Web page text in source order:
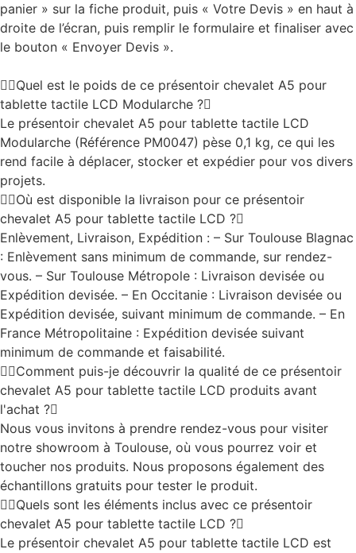
panier » sur la fiche produit, puis « Votre Devis » en haut à
droite de l’écran, puis remplir le formulaire et finaliser avec
le bouton « Envoyer Devis ».
Quel est le poids de ce présentoir chevalet A5 pour
tablette tactile LCD Modularche ?
Le présentoir chevalet A5 pour tablette tactile LCD
Modularche (Référence PM0047) pèse 0,1 kg, ce qui les
rend facile à déplacer, stocker et expédier pour vos divers
projets.
Où est disponible la livraison pour ce présentoir
chevalet A5 pour tablette tactile LCD ?
Enlèvement, Livraison, Expédition : – Sur Toulouse Blagnac
: Enlèvement sans minimum de commande, sur rendez-
vous. – Sur Toulouse Métropole : Livraison devisée ou
Expédition devisée. – En Occitanie : Livraison devisée ou
Expédition devisée, suivant minimum de commande. – En
France Métropolitaine : Expédition devisée suivant
minimum de commande et faisabilité.
Comment puis-je découvrir la qualité de ce présentoir
chevalet A5 pour tablette tactile LCD produits avant
l'achat ?
Nous vous invitons à prendre rendez-vous pour visiter
notre showroom à Toulouse, où vous pourrez voir et
toucher nos produits. Nous proposons également des
échantillons gratuits pour tester le produit.
Quels sont les éléments inclus avec ce présentoir
chevalet A5 pour tablette tactile LCD ?
Le présentoir chevalet A5 pour tablette tactile LCD est